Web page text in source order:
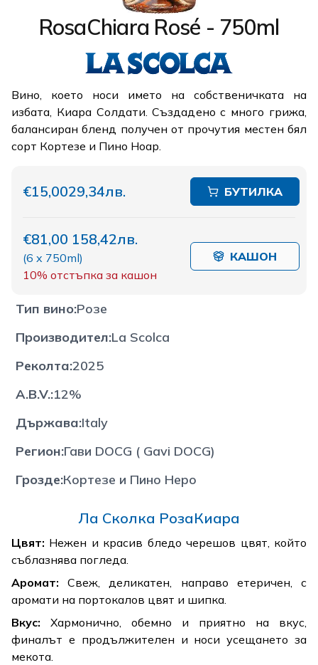
RosaChiara Rosé - 750ml
Вино, което носи името на собственичката на
избата, Киара Солдати. Създадено с много грижа,
балансиран бленд получен от прочутия местен бял
сорт Кортезе и Пино Ноар.
€15,0029,34лв. БУТИЛКА
€81,00 158,42лв.
(6 x 750ml)
10% отстъпка за кашон
КАШОН
Тип вино:Розе
Производител:La Scolca
Реколта:2025
A.B.V.:12%
Държава:Italy
Регион:Гави DOCG ( Gavi DOCG)
Грозде:Кортезе и Пино Неро
Ла Сколка РозаКиaра
Цвят: Нежен и красив бледо черешов цвят, който
съблазнява погледа.
Аромат: Свеж, деликатен, направо етеричен, с
аромати на портокалов цвят и шипка.
Вкус: Хармонично, обемно и приятно на вкус,
финалът е продължителен и носи усещането за
мекота.